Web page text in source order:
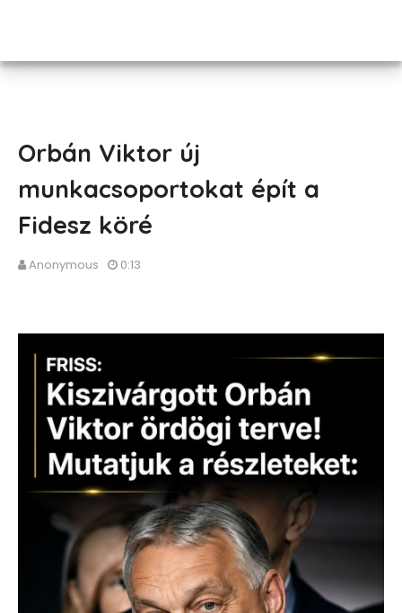
Orbán Viktor új
munkacsoportokat épít a
Fidesz köré
Anonymous 0:13